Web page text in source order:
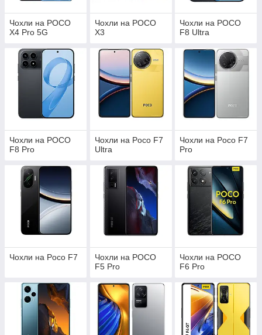
Чохли на POCO
X4 Pro 5G
Чохли на POCO
X3
Чохли на POCO
F8 Ultra
Чохли на POCO
F8 Pro
Чохли на Poco F7
Ultra
Чохли на Poco F7
Pro
Чохли на Poco F7
Чохли на POCO
F5 Pro
Чохли на POCO
F6 Pro